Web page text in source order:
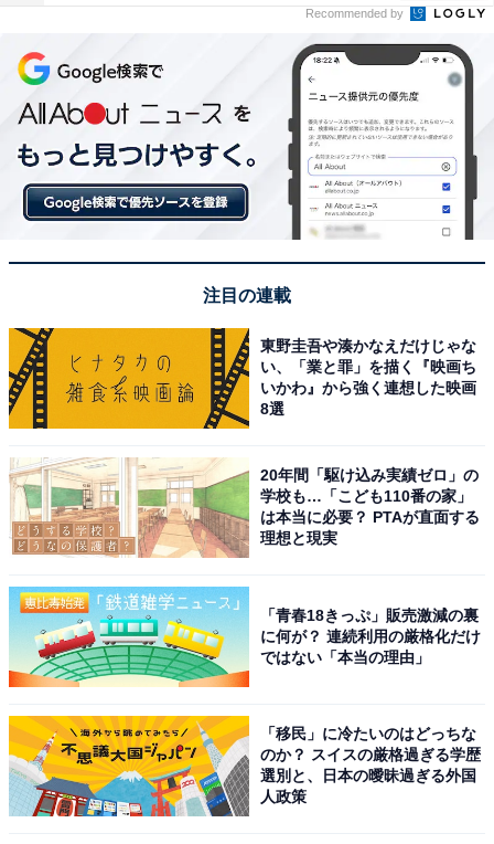
【北関東版】自治体ブランドランキング！ 2位
「茨城県つくば市」を抑えた1位は？【2025
1 2
Recommended by
注目の連載
東野圭吾や湊かなえだけじゃな
い、「業と罪」を描く『映画ち
いかわ』から強く連想した映画
8選
20年間「駆け込み実績ゼロ」の
学校も…「こども110番の家」
は本当に必要？ PTAが直面する
理想と現実
「青春18きっぷ」販売激減の裏
に何が？ 連続利用の厳格化だけ
ではない「本当の理由」
「移民」に冷たいのはどっちな
のか？ スイスの厳格過ぎる学歴
選別と、日本の曖昧過ぎる外国
人政策